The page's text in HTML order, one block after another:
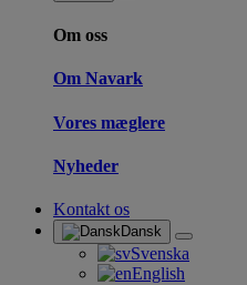
Om oss
Om Navark
Vores mæglere
Nyheder
Kontakt os
Dansk
Svenska
English